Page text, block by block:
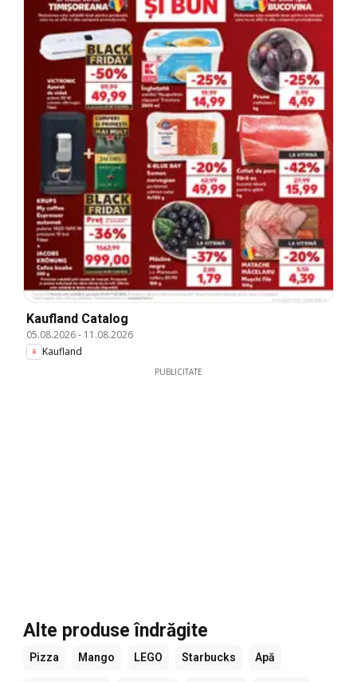
Kaufland Catalog
05.08.2026- 11.08.2026
Kaufland
PUBLICITATE
Alte produse îndrăgite
Pizza Mango LEGO Starbucks Apă